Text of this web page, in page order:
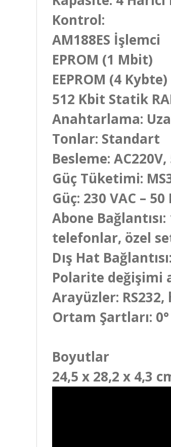
Kontrol:
AM188ES İşlemci
EPROM (1 Mbit)
EEPROM (4 Kybte)
512 Kbit Statik
Anahtarlama:
Tonlar: Standart
Besleme: AC220V,
Güç Tüketimi:
Güç: 230 VAC – 50
Abone
telefonlar, özel
Dış Hat
Polarite değişimi
Arayüzler:
Ortam Şartları: 0°
Boyutlar
24,5 x 28,2 x 4,3